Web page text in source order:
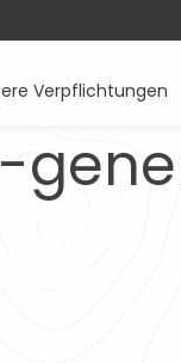
Verpflichtungen